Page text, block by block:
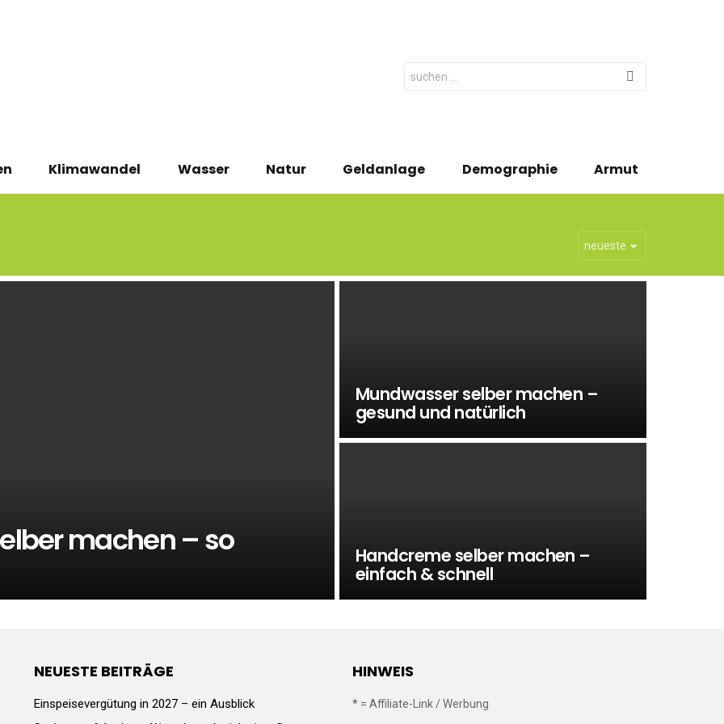
Search
for:
Klimawandel Wasser Natur Geldanlage Demographie Armut
machen – so
Mundwasser selber machen –
gesund und natürlich
Handcreme selber machen –
einfach & schnell
NEUESTE BEITRÄGE
Einspeisevergütung in 2027 – ein Ausblick
HINWEIS
* = Affiliate-Link / Werbung